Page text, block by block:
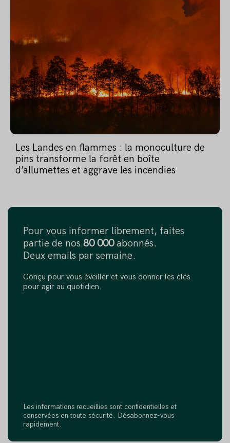
Les Landes en flammes : la monoculture de
pins transforme la forêt en boîte
d’allumettes et aggrave les incendies
Pour vous informer librement, faites
partie de nos 80 000abonnés.
Deux emails par semaine.
Conçu pour vous éveiller et vous donner les clés
pour agir au quotidien.
Les informations recueillies sont confidentielles et
conservées en toute sécurité. Désabonnez-vous
rapidement.